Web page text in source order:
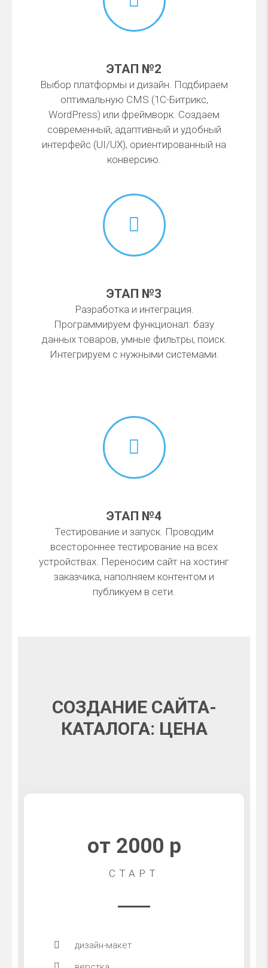
ЭТАП №2
Выбор платформы и дизайн. Подбираем
оптимальную CMS (1С-Битрикс,
WordPress) или фреймворк. Создаем
современный, адаптивный и удобный
интерфейс (UI/UX), ориентированный на
конверсию.
ЭТАП №3
Разработка и интеграция.
Программируем функционал: базу
данных товаров, умные фильтры, поиск.
Интегрируем с нужными системами.
ЭТАП №4
Тестирование и запуск. Проводим
всестороннее тестирование на всех
устройствах. Переносим сайт на хостинг
заказчика, наполняем контентом и
публикуем в сети.
СОЗДАНИЕ САЙТА-
КАТАЛОГА: ЦЕНА
от 2000 р
СТАРТ
дизайн-макет